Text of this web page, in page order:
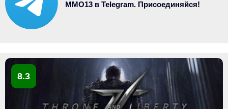
MMO13 в Telegram. Присоединяйся!
8.3